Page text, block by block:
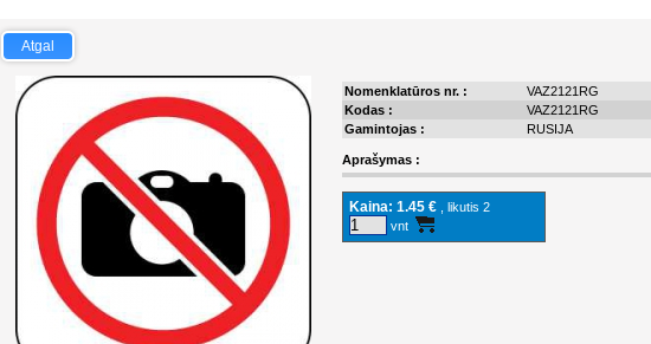
Atgal
Nomenklatūros nr. :
VAZ2121RG
Kodas :
VAZ2121RG
Gamintojas :
RUSIJA
Aprašymas :
Kaina: 1.45 €
, likutis 2
vnt